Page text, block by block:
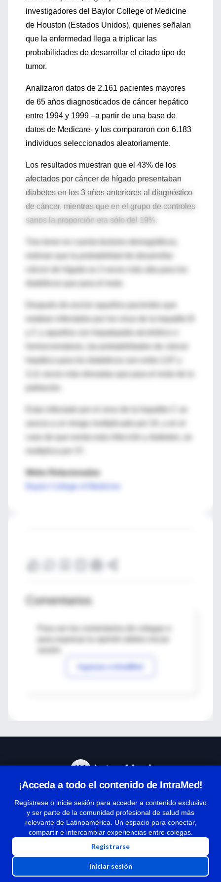
investigadores del Baylor College of Medicine
de Houston (Estados Unidos), quienes señalan
que la enfermedad llega a triplicar las
probabilidades de desarrollar el citado tipo de
tumor.
Analizaron datos de 2.161 pacientes mayores
de 65 años diagnosticados de cáncer hepático
entre 1994 y 1999 –a partir de una base de
datos de Medicare- y los compararon con 6.183
individuos seleccionados aleatoriamente.
Los resultados muestran que el 43% de los
afectados por cáncer de hígado presentaban
diabetes en los 3 años anteriores al diagnóstico
de cáncer, mientras que en el grupo de controles
sanos la proporción era sólo del 19%.
Tras tener en cuenta factores demográficos,
cáncer de hígado es 3 veces más alta para los
Después de excluir aquellos pacientes que
y C y aquellos con hepatopatía alcohólico o
asocia a un riesgo multiplicado por 24, y en el
Webs Relacionadas
Baylor College of Medicine
Comentarios
Para ver los comentarios de colegas o
Ingresar a IntraMed
¡Acceda a todo el contenido de IntraMed!
Regístrese o inicie sesión para acceder a contenido exclusivo
y ser parte de la comunidad profesional de salud más
relevante de Latinoamérica. Un espacio para conectar,
compartir e intercambiar experiencias entre colegas.
Registrarse
Iniciar sesión
Términos y condiciones
| Políticas de privacidad
| Todos los derechos reservados | Copyright 1997-2026